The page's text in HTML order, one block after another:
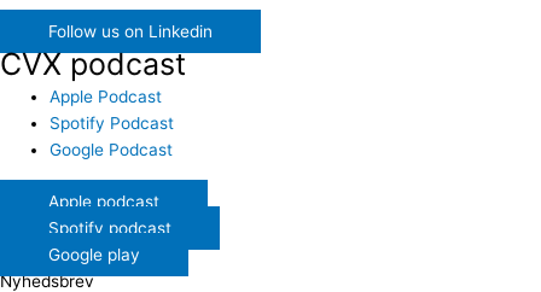
Follow us on Linkedin
CVX podcast
Apple Podcast
Spotify Podcast
Google Podcast
Apple podcast
Spotify podcast
Google play
Nyhedsbrev